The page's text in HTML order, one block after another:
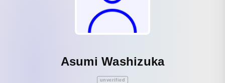
Asumi Washizuka
unverified